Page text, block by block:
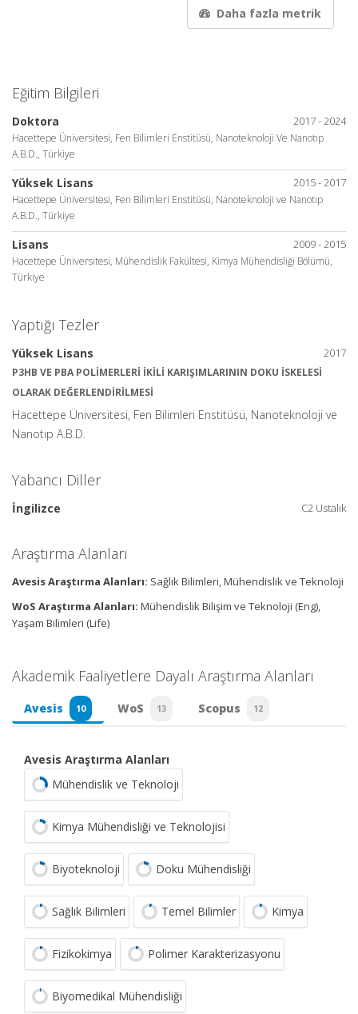
Daha fazla metrik
Eğitim Bilgileri
2017 - 2024
Doktora
Hacettepe Üniversitesi, Fen Bilimleri Enstitüsü, Nanoteknoloji Ve Nanotıp
A.B.D., Türkiye
2015 - 2017
Yüksek Lisans
Hacettepe Üniversitesi, Fen Bilimleri Enstitüsü, Nanoteknoloji ve Nanotıp
A.B.D., Türkiye
2009 - 2015
Lisans
Hacettepe Üniversitesi, Mühendislik Fakültesi, Kimya Mühendisliği Bölümü,
Türkiye
Yaptığı Tezler
2017
Yüksek Lisans
P3HB VE PBA POLİMERLERİ İKİLİ KARIŞIMLARININ DOKU İSKELESİ
OLARAK DEĞERLENDİRİLMESİ
Hacettepe Üniversitesi, Fen Bilimleri Enstitüsü, Nanoteknoloji ve
Nanotıp A.B.D.
Yabancı Diller
C2 Ustalık
İngilizce
Araştırma Alanları
Avesis Araştırma Alanları: Sağlık Bilimleri, Mühendislik ve Teknoloji
WoS Araştırma Alanları: Mühendislik Bilişim ve Teknoloji (Eng),
Yaşam Bilimleri (Life)
Akademik Faaliyetlere Dayalı Araştırma Alanları
Avesis 10 WoS 13 Scopus 12
Avesis Araştırma Alanları
Mühendislik ve Teknoloji
Kimya Mühendisliği ve Teknolojisi
Biyoteknoloji Doku Mühendisliği
Sağlık Bilimleri Temel Bilimler Kimya
Fizikokimya Polimer Karakterizasyonu
Biyomedikal Mühendisliği